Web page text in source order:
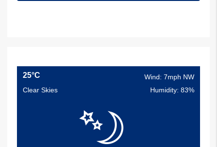
25°C
Wind: 7mph NW
Clear Skies
Humidity: 83%